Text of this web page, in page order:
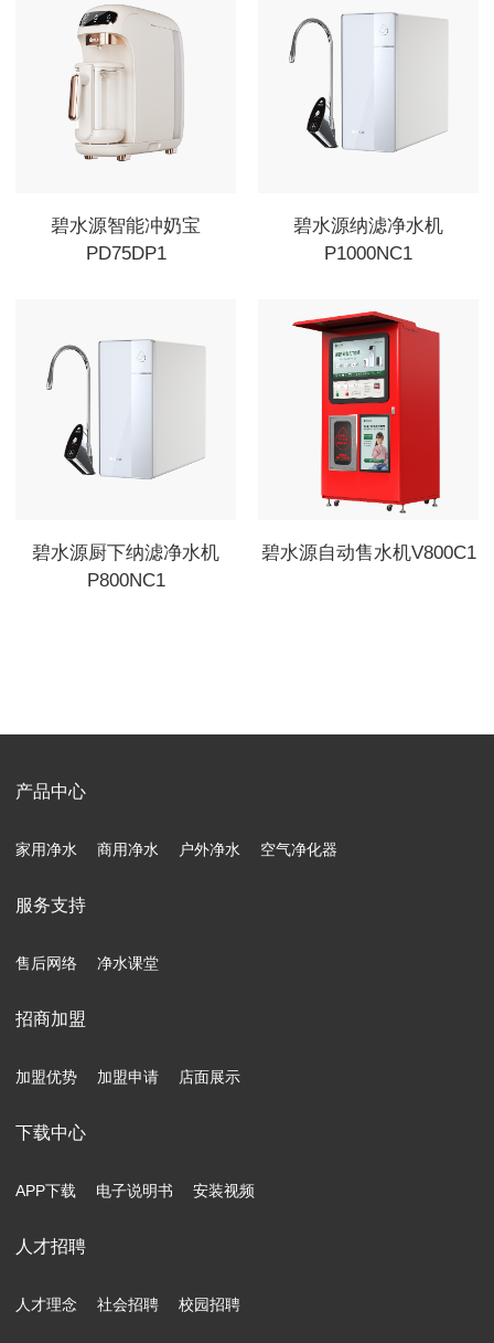
碧水源智能冲奶宝
PD75DP1
碧水源纳滤净水机
P1000NC1
碧水源厨下纳滤净水机
P800NC1
碧水源自动售水机V800C1
产品中心
家用净水 商用净水 户外净水 空气净化器
服务支持
售后网络 净水课堂
招商加盟
加盟优势 加盟申请 店面展示
下载中心
APP下载 电子说明书 安装视频
人才招聘
人才理念 社会招聘 校园招聘